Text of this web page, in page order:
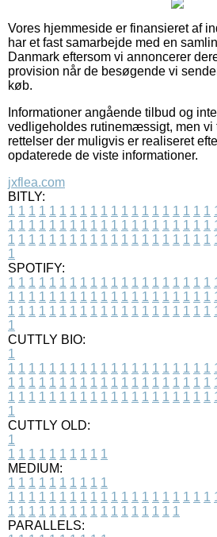
Vores hjemmeside er finansieret af
har et fast samarbejde med en
Danmark eftersom vi annoncerer
provision når de besøgende vi
køb.
Informationer angående tilbud og
vedligeholdes rutinemæssigt, men vi
rettelser der muligvis er realiseret
opdaterede de viste informationer.
jxflea.com
BITLY:
1 1 1 1 1 1 1 1 1 1 1 1 1 1 1 1 1 1 1 1
1 1 1 1 1 1 1 1 1 1 1 1 1 1 1 1 1 1 1 1
1 1 1 1 1 1 1 1 1 1 1 1 1 1 1 1 1 1 1 1
1
SPOTIFY:
1 1 1 1 1 1 1 1 1 1 1 1 1 1 1 1 1 1 1 1
1 1 1 1 1 1 1 1 1 1 1 1 1 1 1 1 1 1 1 1
1 1 1 1 1 1 1 1 1 1 1 1 1 1 1 1 1 1 1 1
1
CUTTLY BIO:
1
1 1 1 1 1 1 1 1 1 1 1 1 1 1 1 1 1 1 1 1
1 1 1 1 1 1 1 1 1 1 1 1 1 1 1 1 1 1 1 1
1 1 1 1 1 1 1 1 1 1 1 1 1 1 1 1 1 1 1 1
1
CUTTLY OLD:
1
1 1 1 1 1 1 1 1 1 1
MEDIUM:
1 1 1 1 1 1 1 1 1 1
1 1 1 1 1 1 1 1 1 1 1 1 1 1 1 1 1 1 1 1
1 1 1 1 1 1 1 1 1 1 1 1 1 1 1 1 1
PARALLELS: